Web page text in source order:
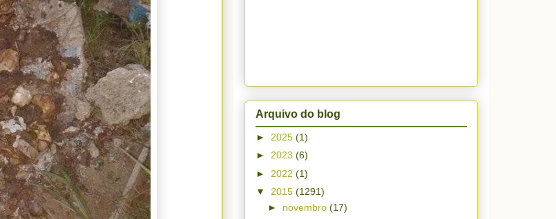
Arquivo do blog
► 2025 (1)
► 2023 (6)
► 2022 (1)
▼ 2015 (1291)
► novembro (17)